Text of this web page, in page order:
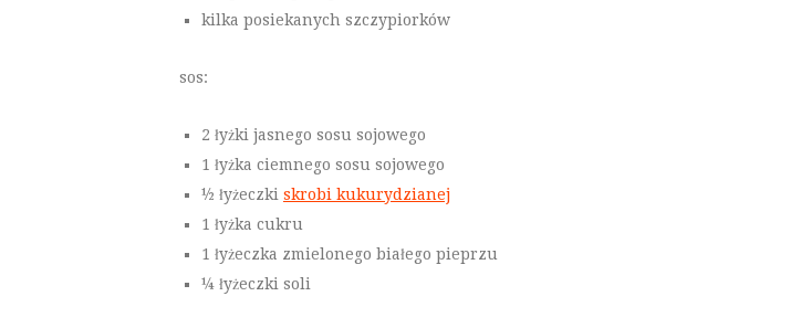
kilka posiekanych szczypiorków
sos:
2 łyżki jasnego sosu sojowego
1 łyżka ciemnego sosu sojowego
½ łyżeczki skrobi kukurydzianej
1 łyżka cukru
1 łyżeczka zmielonego białego pieprzu
¼ łyżeczki soli